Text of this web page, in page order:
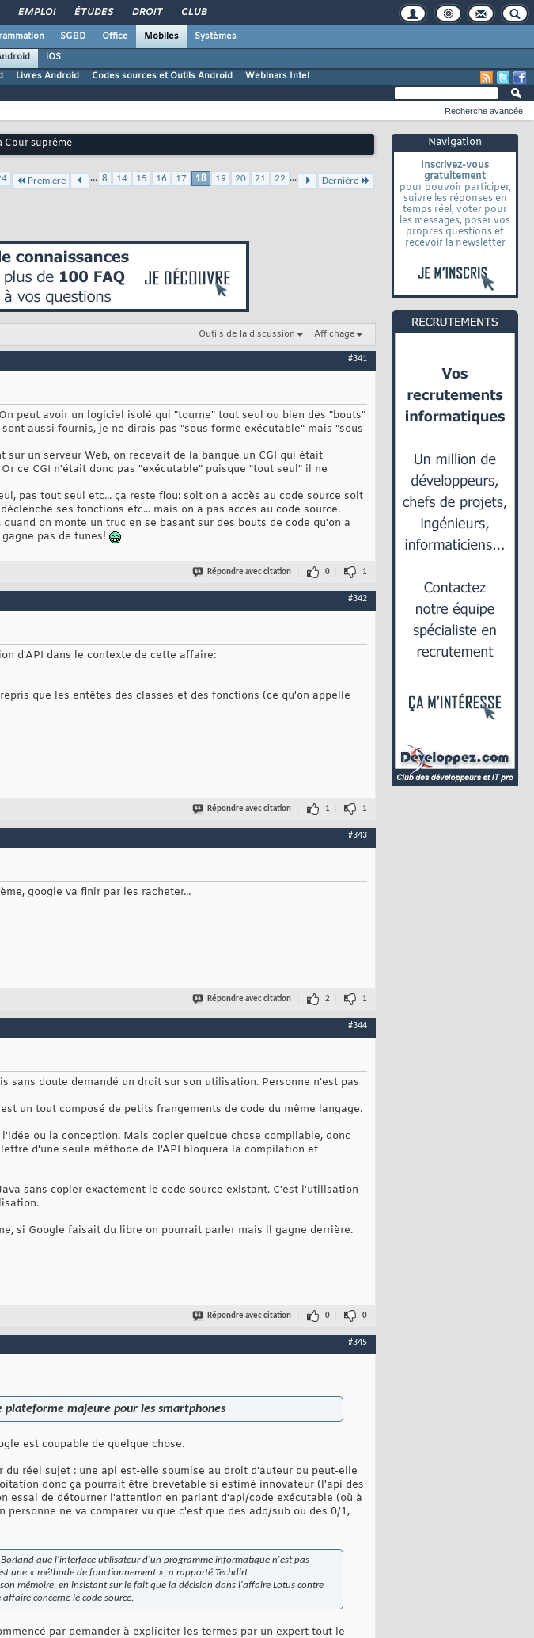
EMPLOI ÉTUDES DROIT CLUB
SGBD Office Mobiles
Systèmes
iOS
Livres Android Codes sources et Outils Android Webinars Intel
Navigation
Inscrivez-vous
gratuitement
pour pouvoir participer,
suivre les réponses en
temps réel, voter pour
les messages, poser vos
propres questions et
recevoir la newsletter
Recherche avancée
Cour suprême
Première ... 8 14 15 16 17 18 19 20 21 22 ... Dernière
Outils de la discussion Affichage
#341
peut avoir un logiciel isolé qui "tourne" tout seul ou bien des "bouts"
aussi fournis, je ne dirais pas "sous forme exécutable" mais "sous
un serveur Web, on recevait de la banque un CGI qui était
ce CGI n'était donc pas "exécutable" puisque "tout seul" il ne
pas tout seul etc... ça reste flou: soit on a accès au code source soit
ses fonctions etc... mais on a pas accès au code source.
on monte un truc en se basant sur des bouts de code qu'on a
pas de tunes!
Répondre avec citation 0 1
#342
d'API dans le contexte de cette affaire:
que les entêtes des classes et des fonctions (ce qu'on appelle
Répondre avec citation 1 1
#343
google va finir par les racheter...
Répondre avec citation 2 1
#344
sans doute demandé un droit sur son utilisation. Personne n'est pas
un tout composé de petits frangements de code du même langage.
ou la conception. Mais copier quelque chose compilable, donc
d'une seule méthode de l'API bloquera la compilation et
sans copier exactement le code source existant. C'est l'utilisation
si Google faisait du libre on pourrait parler mais il gagne derrière.
Répondre avec citation 0 0
#345
plateforme majeure pour les smartphones
est coupable de quelque chose.
réel sujet : une api est-elle soumise au droit d'auteur ou peut-elle
donc ça pourrait être brevetable si estimé innovateur (l'api des
essai de détourner l'attention en parlant d'api/code exécutable (où à
ne va comparer vu que c'est que des add/sub ou des 0/1,
que l'interface utilisateur d'un programme informatique n'est pas
une « méthode de fonctionnement », a rapporté Techdirt.
mémoire, en insistant sur le fait que la décision dans l'affaire Lotus contre
concerne le code source.
par demander à expliciter les termes par un expert tout le